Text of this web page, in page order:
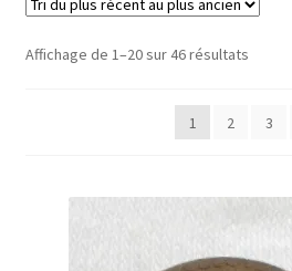
Affichage de 1–20 sur 46 résultats
1 2 3